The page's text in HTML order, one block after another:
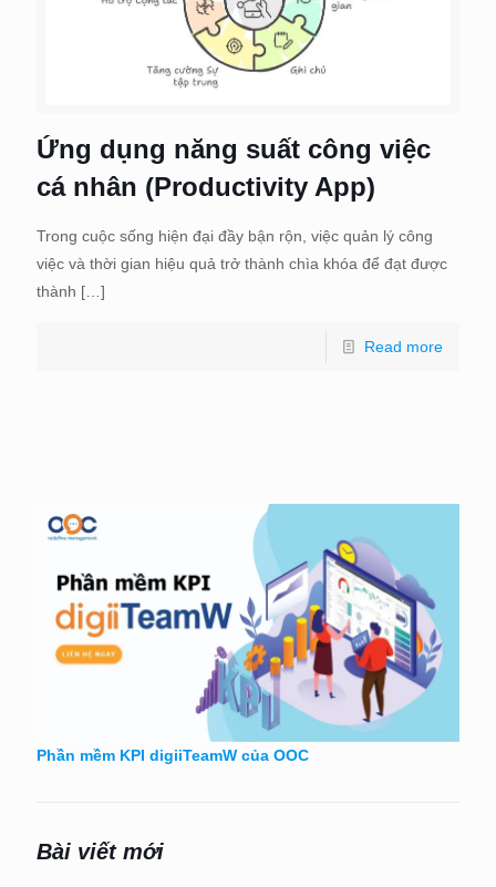
Ứng dụng năng suất công việc
cá nhân (Productivity App)
Trong cuộc sống hiện đại đầy bận rộn, việc quản lý công
việc và thời gian hiệu quả trở thành chìa khóa để đạt được
thành […]
Read more
Phần mềm KPI digiiTeamW của OOC
Bài viết mới